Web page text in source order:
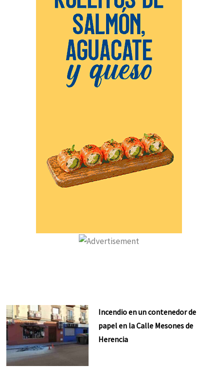
Incendio en un contenedor de
papel en la Calle Mesones de
Herencia